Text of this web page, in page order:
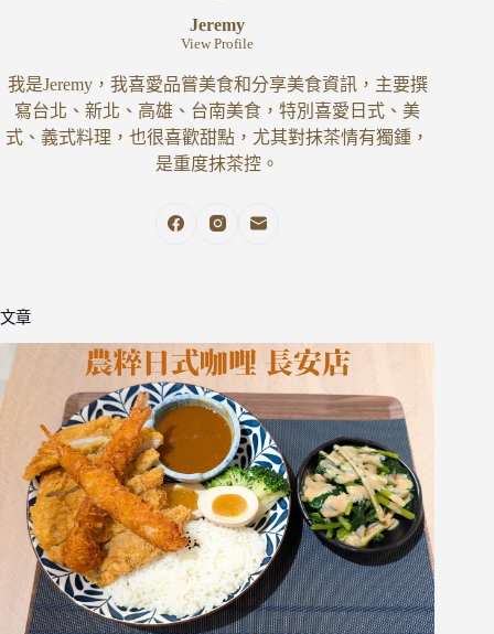
Jeremy
View Profile
我是Jeremy，我喜愛品嘗美食和分享美食資訊，主要撰
寫台北、新北、高雄、台南美食，特別喜愛日式、美
式、義式料理，也很喜歡甜點，尤其對抹茶情有獨鍾，
是重度抹茶控。
文章